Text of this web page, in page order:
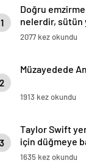
1
Doğru
nelerdir, sütün
anlaşılır?
2077 kez okundu
2
Müzayedede
1913 kez okundu
3
Taylor Swift
için düğmeye
medyadan
1635 kez okundu